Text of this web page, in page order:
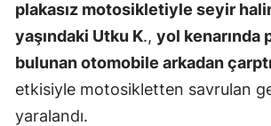
plakasız motosikletiyle seyir
yaşındaki Utku K., yol kenarında
bulunan otomobile arkadan çarptı
etkisiyle motosikletten savrulan
yaralandı.